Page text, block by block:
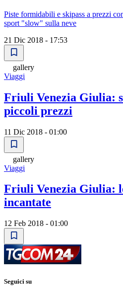
Piste formidabili e skipass a prezzi
sport "slow" sulla neve
21 Dic 2018 - 17:53
gallery
Viaggi
Friuli Venezia Giulia:
piccoli prezzi
11 Dic 2018 - 01:00
gallery
Viaggi
Friuli Venezia Giulia:
incantate
12 Feb 2018 - 01:00
Seguici su